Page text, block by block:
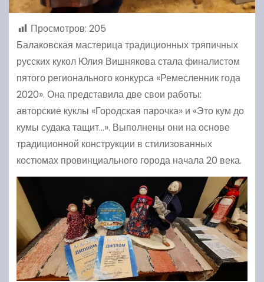
Просмотров: 205
Балаковская мастерица традиционных тряпичных
русских кукол Юлия Вишнякова стала финалистом
пятого регионального конкурса «Ремесленник года
2020». Она представила две свои работы:
авторские куклы «Городская парочка» и «Это кум до
кумы судака тащит…». Выполнены они на основе
традиционной конструкции в стилизованных
костюмах провинциального города начала 20 века.